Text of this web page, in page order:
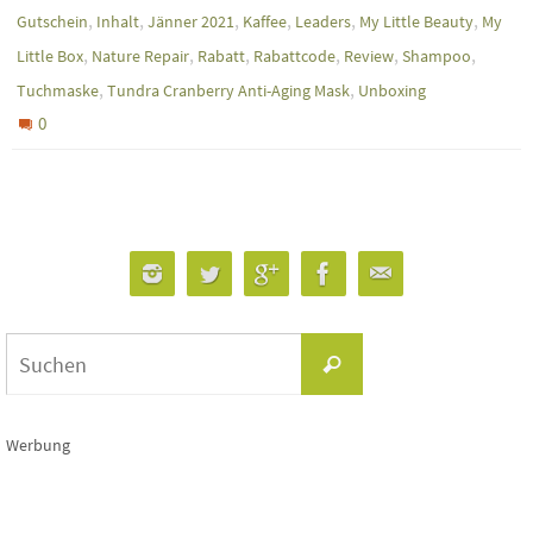
Gutschein, Inhalt, Jänner 2021, Kaffee, Leaders, My Little Beauty, My
Little Box, Nature Repair, Rabatt, Rabattcode, Review, Shampoo,
Tuchmaske, Tundra Cranberry Anti-Aging Mask, Unboxing
0
Suchen
Werbung